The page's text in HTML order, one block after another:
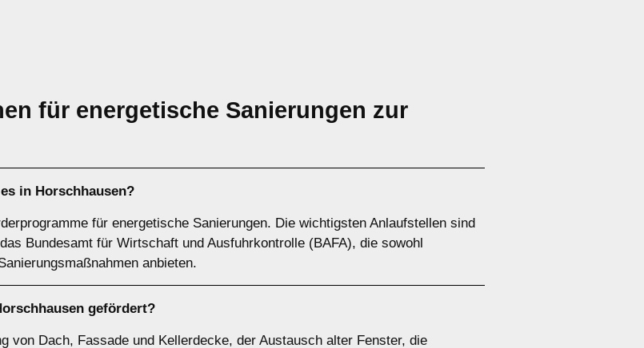
für energetische Sanierungen zur
in Horschhausen?
für energetische Sanierungen. Die wichtigsten Anlaufstellen sind
Bundesamt für Wirtschaft und Ausfuhrkontrolle (BAFA), die sowohl
anbieten.
gefördert?
von Dach, Fassade und Kellerdecke, der Austausch alter Fenster, die